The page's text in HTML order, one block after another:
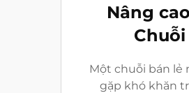
Nâng
Một chuỗi bán lẻ
gặp khó khăn